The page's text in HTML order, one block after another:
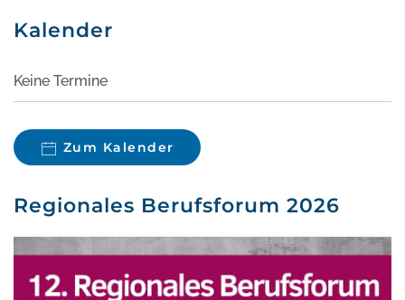
Kalender
Keine Termine
Zum Kalender
Regionales Berufsforum 2026